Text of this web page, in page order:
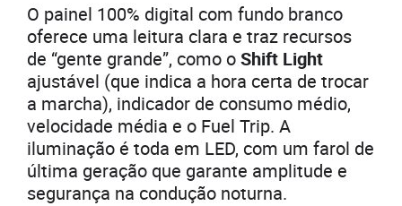
O painel 100% digital com fundo branco
oferece uma leitura clara e traz recursos
de “gente grande”, como oShift Light
ajustável (que indica a hora certa de trocar
a marcha), indicador de consumo médio,
velocidade média e o Fuel Trip. A
iluminação é toda em LED, com um farol de
última geração que garante amplitude e
segurança na condução noturna.